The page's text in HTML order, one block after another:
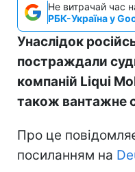
Не витрачай час
РБК-Україна у
Унаслідок
постраждали
компаній Liqui
також вантажне
Про це
посиланням на